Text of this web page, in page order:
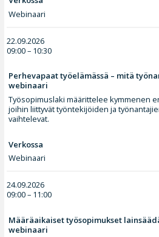
Webinaari
22.09.2026
09:00 – 10:30
Perhevapaat työelämässä – mitä
webinaari
Työsopimuslaki määrittelee kymmenen
joihin liittyvät työntekijöiden ja
vaihtelevat.
Verkossa
Webinaari
24.09.2026
09:00 – 11:00
Määräaikaiset työsopimukset
webinaari